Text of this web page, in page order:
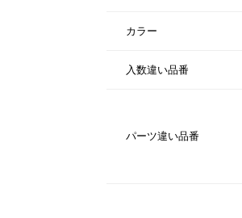
カラー
入数違い品番
パーツ違い品番